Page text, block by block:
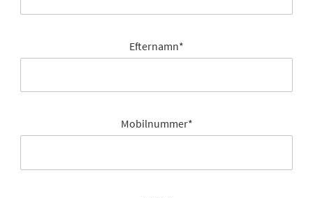
Efternamn*
Mobilnummer*